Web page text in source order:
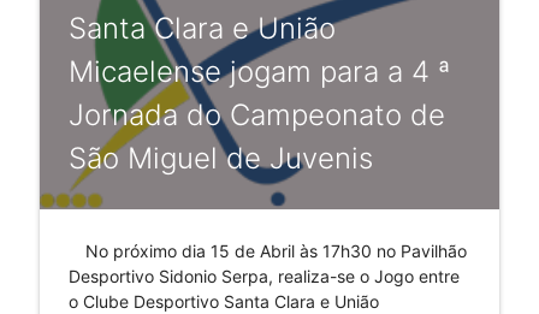
Santa Clara e União
Micaelense jogam para a 4 ª
Jornada do Campeonato de
São Miguel de Juvenis
No próximo dia 15 de Abril às 17h30 no Pavilhão
Desportivo Sidonio Serpa, realiza-se o Jogo entre
o Clube Desportivo Santa Clara e União